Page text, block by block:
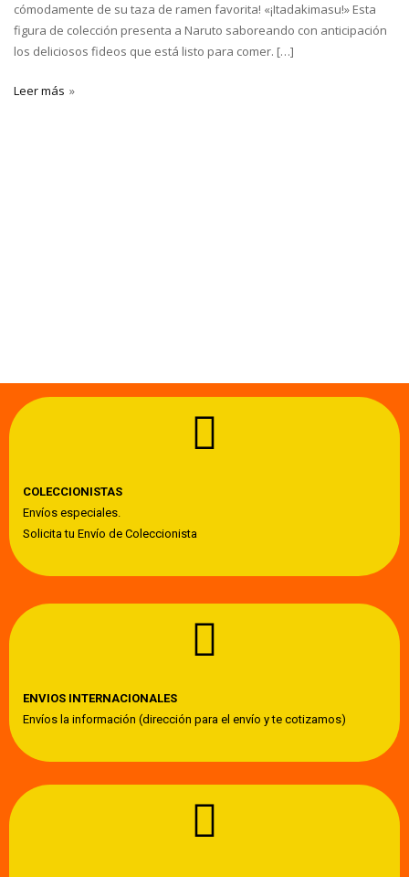
cómodamente de su taza de ramen favorita! «¡Itadakimasu!» Esta
figura de colección presenta a Naruto saboreando con anticipación
los deliciosos fideos que está listo para comer. […]
Leer más
COLECCIONISTAS
Envíos especiales.
Solicita tu Envío de Coleccionista
ENVIOS INTERNACIONALES
Envíos la información (dirección para el envío y te cotizamos)